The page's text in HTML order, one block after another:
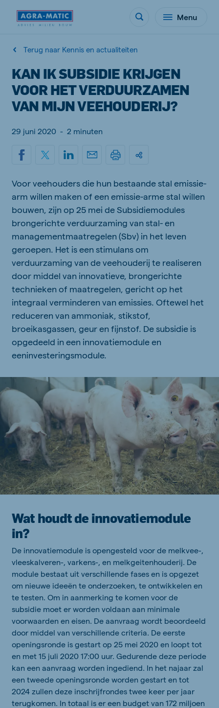
Menu
Terug naar Kennis en actualiteiten
KAN IK SUBSIDIE KRIJGEN
VOOR HET VERDUURZAMEN
VAN MIJN VEEHOUDERIJ?
29 juni 2020 - 2 minuten
Voor veehouders die hun bestaande stal emissie-
arm willen maken of een emissie-arme stal willen
bouwen, zijn op 25 mei de Subsidiemodules
brongerichte verduurzaming van stal- en
managementmaatregelen (Sbv) in het leven
geroepen. Het is een stimulans om
verduurzaming van de veehouderij te realiseren
door middel van innovatieve, brongerichte
technieken of maatregelen, gericht op het
integraal verminderen van emissies. Oftewel het
reduceren van ammoniak, stikstof,
broeikasgassen, geur en fijnstof. De subsidie is
opgedeeld in een innovatiemodule en
eeninvesteringsmodule.
Wat houdt de innovatiemodule
in?
De innovatiemodule is opengesteld voor de melkvee-,
vleeskalveren-, varkens-, en melkgeitenhouderij. De
module bestaat uit verschillende fases en is opgezet
om nieuwe ideeën te onderzoeken, te ontwikkelen en
te testen. Om in aanmerking te komen voor de
subsidie moet er worden voldaan aan minimale
voorwaarden en eisen. De aanvraag wordt beoordeeld
door middel van verschillende criteria. De eerste
openingsronde is gestart op 25 mei 2020 en loopt tot
en met 15 juli 2020 17:00 uur. Gedurende deze periode
kan een aanvraag worden ingediend. In het najaar zal
een tweede openingsronde worden gestart en tot
2024 zullen deze inschrijfrondes twee keer per jaar
terugkomen. In totaal is er een budget van 172 miljoen